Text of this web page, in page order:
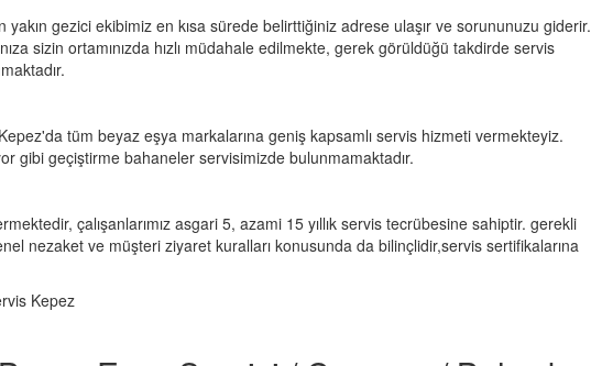
gezici ekibimiz en kısa sürede belirttiğiniz adrese ulaşır ve sorununuzu giderir.
sizin ortamınızda hızlı müdahale edilmekte, gerek görüldüğü takdirde servis
tüm beyaz eşya markalarına geniş kapsamlı servis hizmeti vermekteyiz.
gibi geçiştirme bahaneler servisimizde bulunmamaktadır.
çalışanlarımız asgari 5, azami 15 yıllık servis tecrübesine sahiptir. gerekli
nezaket ve müşteri ziyaret kuralları konusunda da bilinçlidir,servis sertifikalarına
Kepez